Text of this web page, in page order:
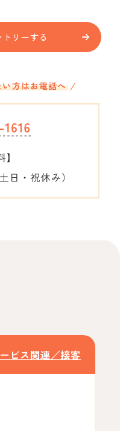
リーする
方はお電話へ
ビス関連／接客